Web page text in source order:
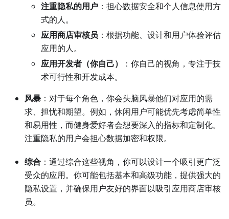
注重隐私的用户 ：担心数据安全和个人信息使用方
式的人。
应用商店审核员 ：根据功能、设计和用户体验评估
应用的人。
应用开发者（你自己）
：你自己的视角，专注于技
术可行性和开发成本。
风暴 ：对于每个角色，你会头脑风暴他们对应用的需
求、担忧和期望。例如，休闲用户可能优先考虑简单性
和易用性，而健身爱好者会想要深入的指标和定制化。
注重隐私的用户会担心数据加密和权限。
综合 ：通过综合这些视角，你可以设计一个吸引更广泛
受众的应用。你可能包括基本和高级功能，提供强大的
隐私设置，并确保用户友好的界面以吸引应用商店审核
员。